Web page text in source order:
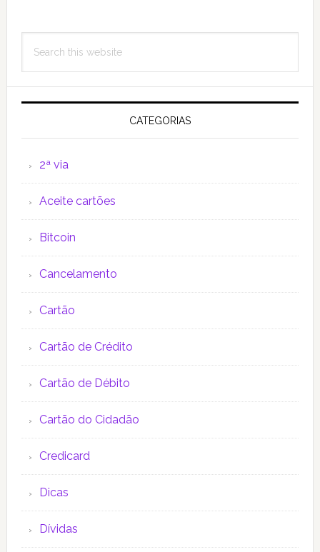
Primary
Sidebar
this
CATEGORIAS
2ª via
Aceite cartões
Bitcoin
Cancelamento
Cartão
Cartão de Crédito
Cartão de Débito
Cartão do Cidadão
Credicard
Dicas
Dívidas